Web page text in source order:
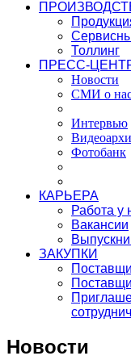
Толлинг
ПРЕСС-
Новости
СМИ о
Интервью
Фотобанк
КАРЬЕРА
Работа у
Вакансии
ЗАКУПКИ
Новости